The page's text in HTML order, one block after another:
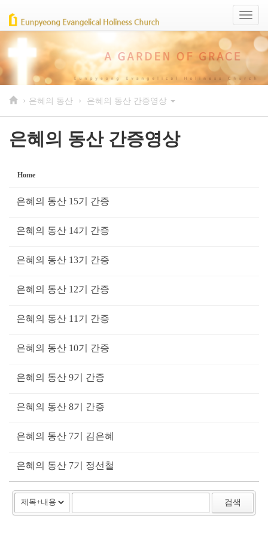
Toggle
› 은혜의 동산 › 은혜의 동산 간증영상
은혜의 동산 간증영상
Home
은혜의 동산 15기 간증
은혜의 동산 14기 간증
은혜의 동산 13기 간증
은혜의 동산 12기 간증
은혜의 동산 11기 간증
은혜의 동산 10기 간증
은혜의 동산 9기 간증
은혜의 동산 8기 간증
은혜의 동산 7기 김은혜
은혜의 동산 7기 정선철
검색